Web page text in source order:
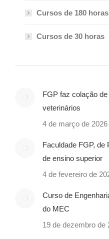
Cursos de 180 horas
Cursos de 30 horas
FGP faz colação
veterinários
4 de março de 2026
Faculdade FGP, de
de ensino superior
4 de fevereiro de
Curso de
do MEC
19 de dezembro de